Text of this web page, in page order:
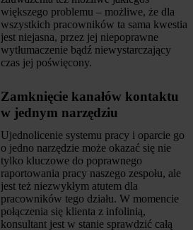
większego problemu – możliwe, że dla
wszystkich pracowników ta sama kwestia
jest niejasna, przez jej niepoprawne
wytłumaczenie bądź niewystarczający
czas jej poświęcony.
Zamknięcie kanałów kontaktu
w jednym narzędziu
Ujednolicenie systemu pracy i oparcie go
o jedno narzędzie może okazać się nie
tylko kluczowe do poprawnego
raportowania pracy naszego zespołu, ale
jest też niezwykłym atutem dla
pracowników tego działu. W momencie
połączenia się klienta z infolinią,
konsultant jest w stanie sprawdzić całą